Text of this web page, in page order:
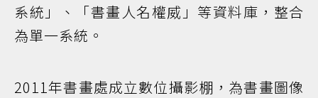
系統」、「書畫人名權威」等資料庫，整合
為單一系統。
2011年書畫處成立數位攝影棚，為書畫圖像